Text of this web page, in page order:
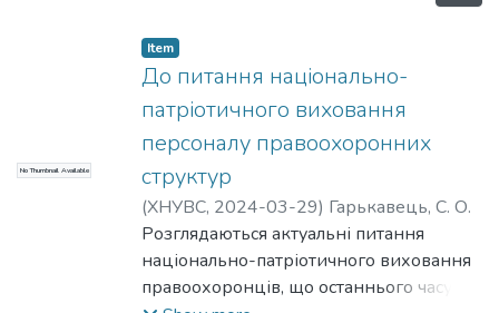
No Thumbnail Available
Item
До питання національно-
патріотичного виховання
персоналу правоохоронних
структур
(ХНУВС, 2024-03-29) Гарькавець, С. О.
Розглядаються актуальні питання
національно-патріотичного виховання
правоохоронців, що останнього часу